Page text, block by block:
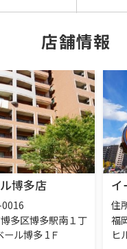
店舗情報
博多店
多区博多駅南１丁
ル博多 1Ｆ
イ
住
福
ヒ